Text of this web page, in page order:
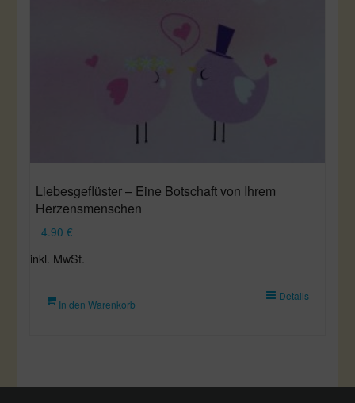
Liebesgeflüster – Eine Botschaft von Ihrem
Herzensmenschen
4.90€
inkl. MwSt.
In den Warenkorb
Details